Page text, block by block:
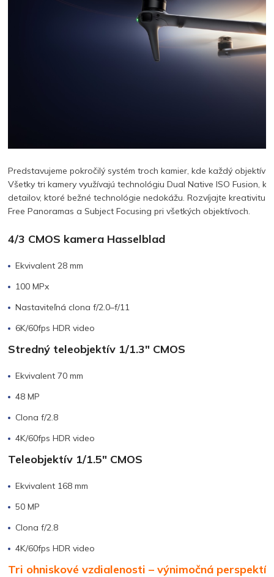
Predstavujeme pokročilý systém troch kamier, kde každý
Všetky tri kamery využívajú technológiu Dual Native ISO Fusion,
detailov, ktoré bežné technológie nedokážu. Rozvíjajte kreativitu
Free Panoramas a Subject Focusing pri všetkých objektívoch.
4/3 CMOS kamera Hasselblad
Ekvivalent 28 mm
100 MPx
Nastaviteľná clona f/2.0–f/11
6K/60fps HDR video
Stredný teleobjektív 1/1.3″ CMOS
Ekvivalent 70 mm
48 MP
Clona f/2.8
4K/60fps HDR video
Teleobjektív 1/1.5″ CMOS
Ekvivalent 168 mm
50 MP
Clona f/2.8
4K/60fps HDR video
Tri ohniskové vzdialenosti – výnimočná